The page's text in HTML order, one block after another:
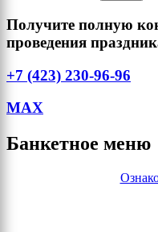
Получите полную
проведения
+7 (423) 230-96-96
MAX
Банкетное меню